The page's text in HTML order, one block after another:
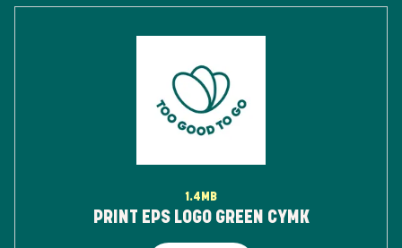
1.4MB
PRINT EPS LOGO GREEN CYMK